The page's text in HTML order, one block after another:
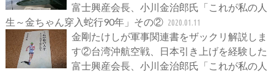
富士興産会長、小川金治郎氏「これが私の人
生～金ちゃん穿入蛇行90年」その② 2020.01.11
金剛たけしが軍事関連書をザックリ解説しま
す②台湾沖航空戦、日本引き上げを経験した
富士興産会長、小川金治郎氏「これが私の人